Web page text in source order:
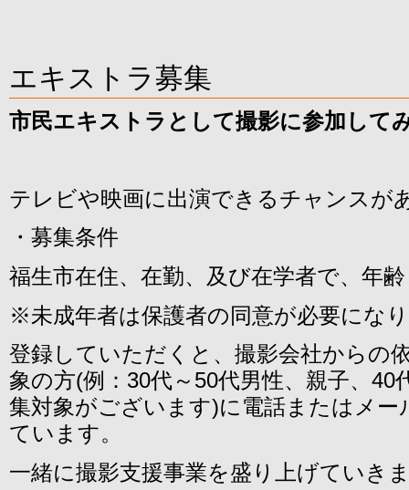
エキストラ募集
市民エキストラとして撮影に参加して
テレビや映画に出演できるチャンスが
・募集条件
福生市在住、在勤、及び在学者で、年
※未成年者は保護者の同意が必要にな
登録していただくと、撮影会社からの
象の方(例：30代～50代男性、親子、40
集対象がございます)に電話またはメ
ています。
一緒に撮影支援事業を盛り上げていき